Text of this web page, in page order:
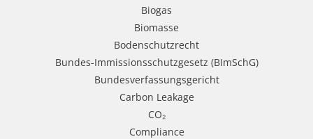
Biogas
Biomasse
Bodenschutzrecht
Bundes-Immissionsschutzgesetz (BImSchG)
Bundesverfassungsgericht
Carbon Leakage
CO₂
Compliance